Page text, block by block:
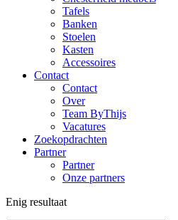
Tafels
Banken
Stoelen
Kasten
Accessoires
Contact
Contact
Over
Team ByThijs
Vacatures
Zoekopdrachten
Partner
Partner
Onze partners
Enig resultaat